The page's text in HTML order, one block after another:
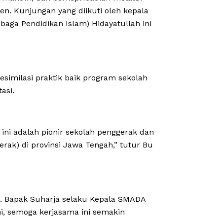
Kunjungan yang diikuti oleh kepala
Pendidikan Islam) Hidayatullah ini
praktik baik program sekolah
adalah pionir sekolah penggerak dan
di provinsi Jawa Tengah,” tutur Bu
Suharja selaku Kepala SMADA
semoga kerjasama ini semakin